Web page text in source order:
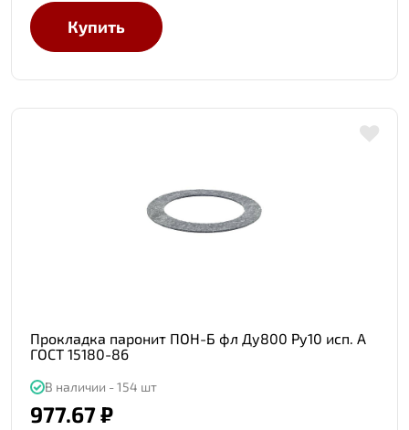
Купить
Прокладка паронит ПОН-Б фл Ду800 Ру10 исп. А
ГОСТ 15180-86
В наличии - 154 шт
977.67 ₽